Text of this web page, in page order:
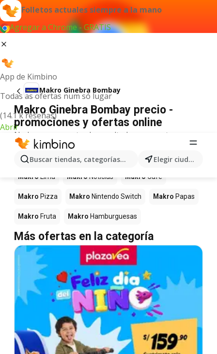
Folletos actuales siempre a la mano
Agregar a Chrome - GRATIS
App de Kimbino
Todas as ofertas num só lugar
(14.1 k reseñas)
Abrir
Buscar tiendas, categorías, productos... Elegir ciudad
Makro Ginebra Bombay
Makro Ginebra Bombay precio -
promociones y ofertas online
No hemos encontrado resultados para este
término.
Más productos en tiendas Makro
Makro Lima Makro Noticias Makro Café
Makro Pizza Makro Nintendo Switch Makro Papas
Makro Fruta Makro Hamburguesas
Más ofertas en la categoría